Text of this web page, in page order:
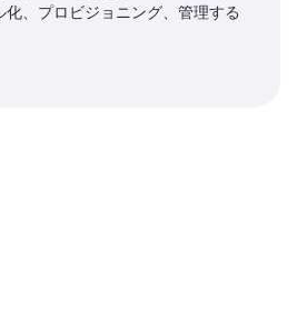
、プロビジョニング、管理する